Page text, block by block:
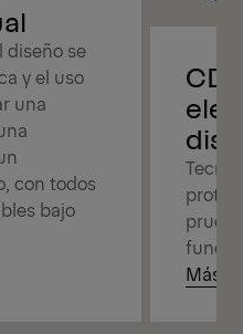
diseño se
y el uso
una
con todos
bajo
Más